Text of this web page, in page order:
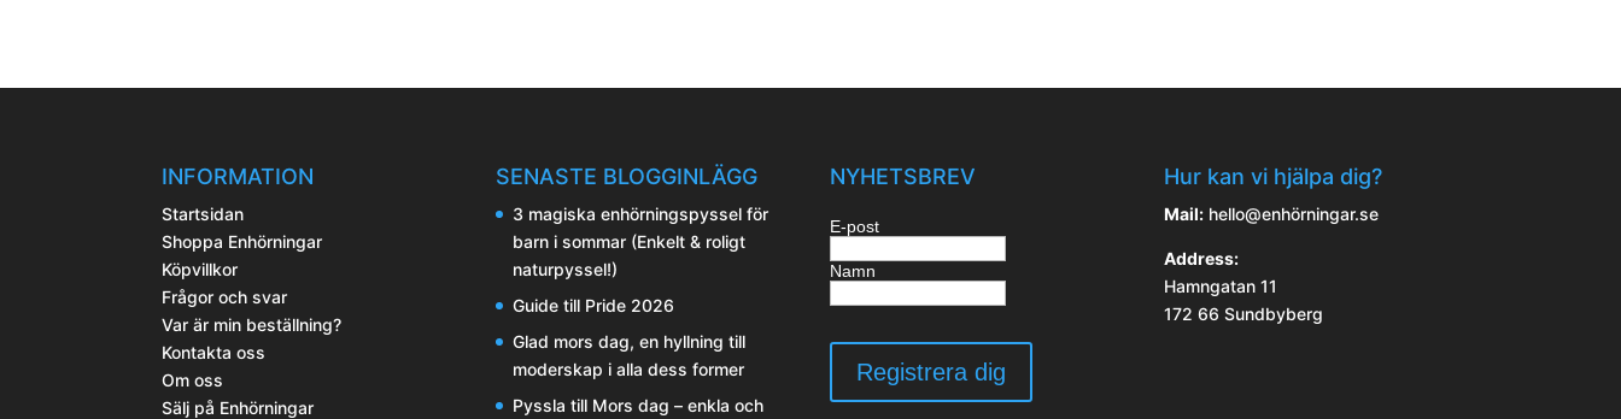
INFORMATION
Startsidan
Shoppa Enhörningar
Köpvillkor
Frågor och svar
Var är min beställning?
Kontakta oss
Om oss
Sälj på Enhörningar
SENASTE BLOGGINLÄGG
3 magiska enhörningspyssel för
barn i sommar (Enkelt & roligt
naturpyssel!)
Guide till Pride 2026
Glad mors dag, en hyllning till
moderskap i alla dess former
Pyssla till Mors dag – enkla och
NYHETSBREV
E-post
Namn
Hur kan vi hjälpa dig?
Mail:hello@enhörningar.se
Address:
Hamngatan 11
172 66 Sundbyberg